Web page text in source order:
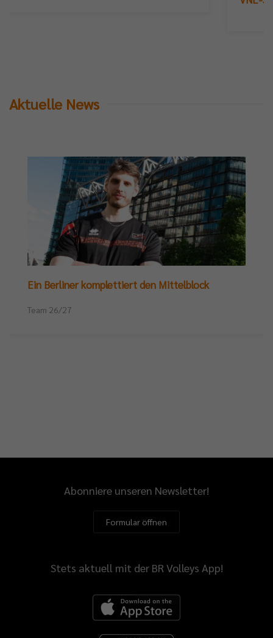
Aktuelle News
Ein Berliner komplettiert den Mittelblock
Team 26/27
Abonniere unseren Newsletter!
Formular öffnen
Stets aktuell mit der BR Volleys App!